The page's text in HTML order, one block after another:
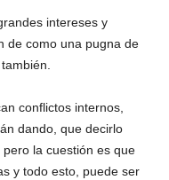
intereses y
de como una pugna de
conflictos internos,
dando, que decirlo
la cuestión es que
y todo esto, puede ser